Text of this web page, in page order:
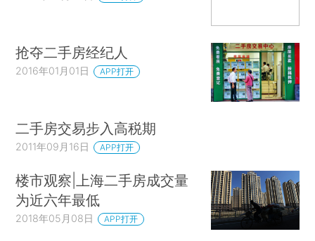
抢夺二手房经纪人
2016年01月01日 APP打开
二手房交易步入高税期
2011年09月16日 APP打开
楼市观察|上海二手房成交量
为近六年最低
2018年05月08日 APP打开